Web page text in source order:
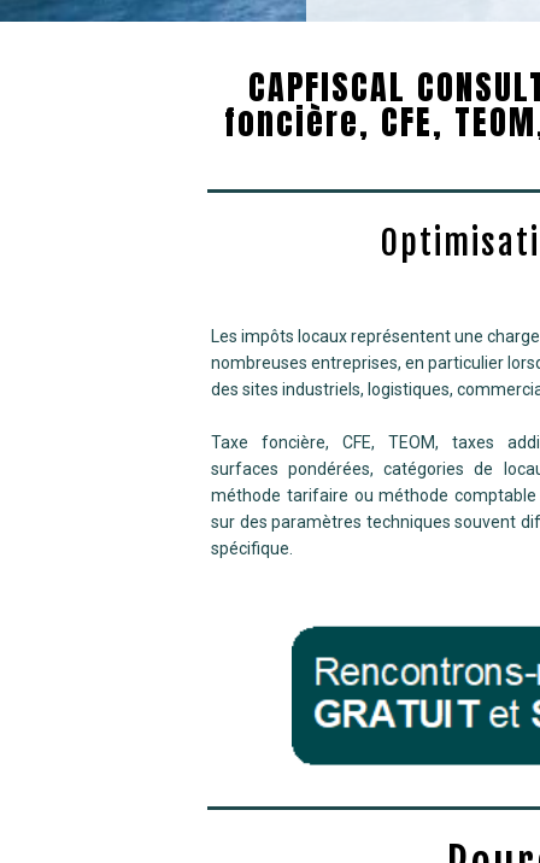
CAPFISCAL
foncière, CFE,
Les impôts locaux représentent une
nombreuses entreprises, en particulier
des sites industriels, logistiques,
Taxe foncière, CFE, TEOM, taxes
surfaces pondérées, catégories de
méthode tarifaire ou méthode comptable
sur des paramètres techniques souvent
spécifique.